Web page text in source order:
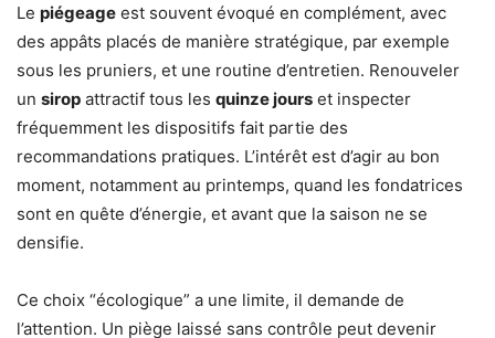
Le piégeage est souvent évoqué en complément, avec
des appâts placés de manière stratégique, par exemple
sous les pruniers, et une routine d’entretien. Renouveler
un sirop attractif tous les quinze jours et inspecter
fréquemment les dispositifs fait partie des
recommandations pratiques. L’intérêt est d’agir au bon
moment, notamment au printemps, quand les fondatrices
sont en quête d’énergie, et avant que la saison ne se
densifie.
Ce choix “écologique” a une limite, il demande de
l’attention. Un piège laissé sans contrôle peut devenir